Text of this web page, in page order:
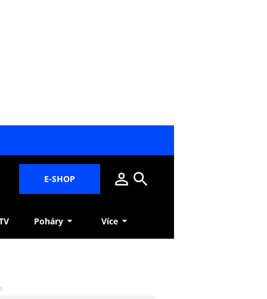
E-SHOP
Poháry Více